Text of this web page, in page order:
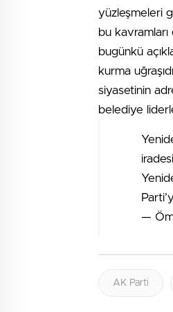
yüzleşmeleri
bu
bugünkü
kurma
siyasetinin
belediye
—
AK Parti